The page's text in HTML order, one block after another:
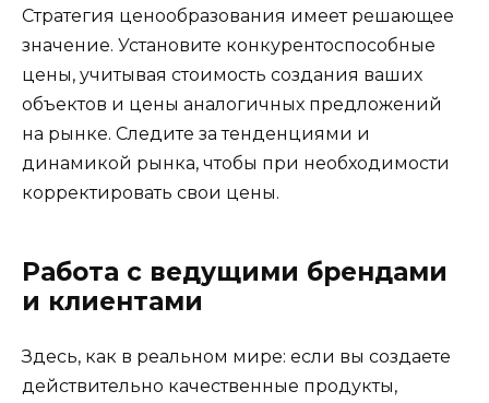
Стратегия ценообразования имеет решающее
значение. Установите конкурентоспособные
цены, учитывая стоимость создания ваших
объектов и цены аналогичных предложений
на рынке. Следите за тенденциями и
динамикой рынка, чтобы при необходимости
корректировать свои цены.
Работа с ведущими брендами
и клиентами
Здесь, как в реальном мире: если вы создаете
действительно качественные продукты,